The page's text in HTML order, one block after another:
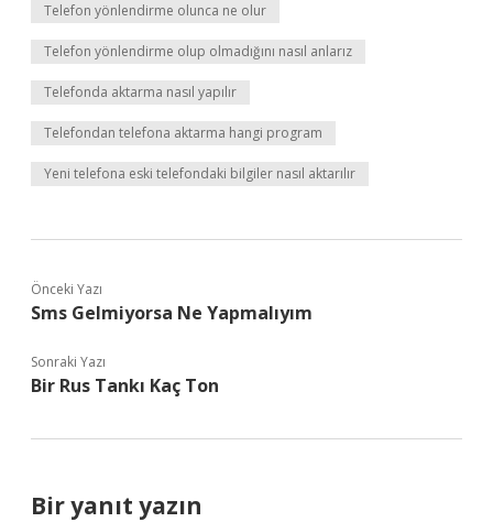
Telefon yönlendirme olunca ne olur
Telefon yönlendirme olup olmadığını nasıl anlarız
Telefonda aktarma nasıl yapılır
Telefondan telefona aktarma hangi program
Yeni telefona eski telefondaki bilgiler nasıl aktarılır
Önceki Yazı
Sms Gelmiyorsa Ne Yapmalıyım
Sonraki Yazı
Bir Rus Tankı Kaç Ton
Bir yanıt yazın